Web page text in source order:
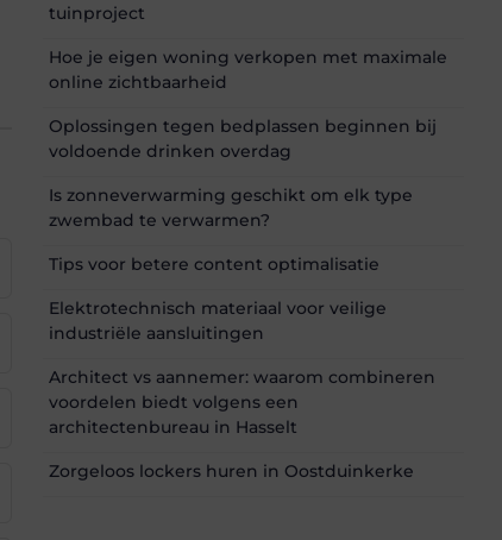
tuinproject
Hoe je eigen woning verkopen met maximale
online zichtbaarheid
Oplossingen tegen bedplassen beginnen bij
voldoende drinken overdag
Is zonneverwarming geschikt om elk type
zwembad te verwarmen?
Tips voor betere content optimalisatie
Elektrotechnisch materiaal voor veilige
industriële aansluitingen
Architect vs aannemer: waarom combineren
voordelen biedt volgens een
architectenbureau in Hasselt
Zorgeloos lockers huren in Oostduinkerke